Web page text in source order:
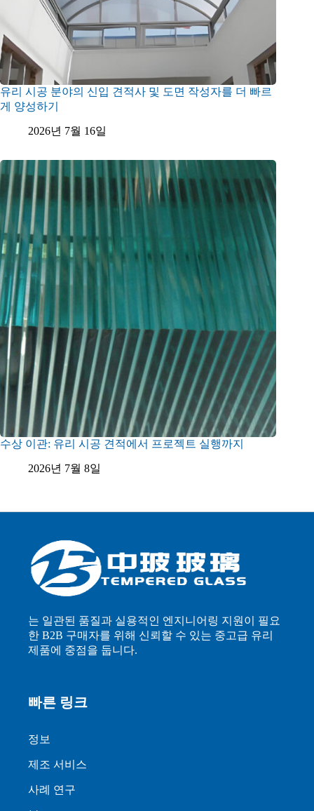
유리 시공 분야의 신입 견적사 및 도면 작성자를 더 빠르
게 양성하기
2026년 7월 16일
수상 이관: 유리 시공 견적에서 프로젝트 실행까지
2026년 7월 8일
는 일관된 품질과 실용적인 엔지니어링 지원이 필요
한 B2B 구매자를 위해 신뢰할 수 있는 중고급 유리
제품에 중점을 둡니다.
빠른 링크
정보
제조 서비스
사례 연구